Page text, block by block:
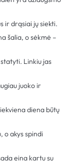
ir drąsiai jų siekti.
šalia, o sėkmė –
Linkiu jas
juoko ir
diena būtų
o akys spindi
eina kartu su